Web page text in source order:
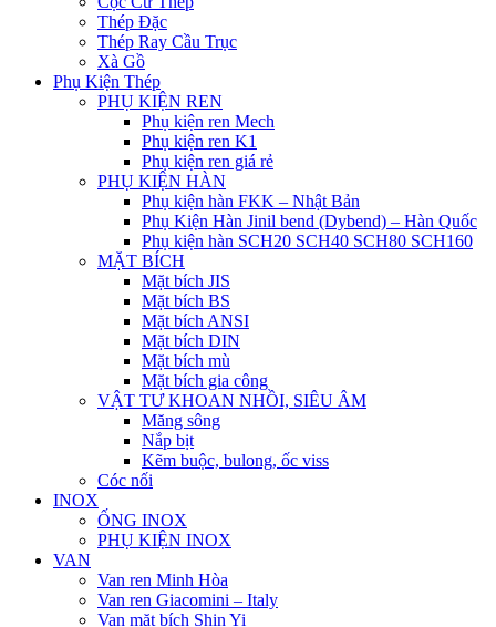
Thép Đặc
Thép Ray Cầu Trục
Xà Gồ
Phụ Kiện Thép
PHỤ KIỆN REN
Phụ kiện ren Mech
Phụ kiện ren K1
Phụ kiện ren giá rẻ
PHỤ KIỆN HÀN
Phụ kiện hàn FKK – Nhật Bản
Phụ Kiện Hàn Jinil bend (Dybend) – Hàn Quốc
Phụ kiện hàn SCH20 SCH40 SCH80 SCH160
MẶT BÍCH
Mặt bích JIS
Mặt bích BS
Mặt bích ANSI
Mặt bích DIN
Mặt bích mù
Mặt bích gia công
VẬT TƯ KHOAN NHỒI, SIÊU ÂM
Măng sông
Nắp bịt
Kẽm buộc, bulong, ốc viss
Cóc nối
INOX
ỐNG INOX
PHỤ KIỆN INOX
VAN
Van ren Minh Hòa
Van ren Giacomini – Italy
Van mặt bích Shin Yi